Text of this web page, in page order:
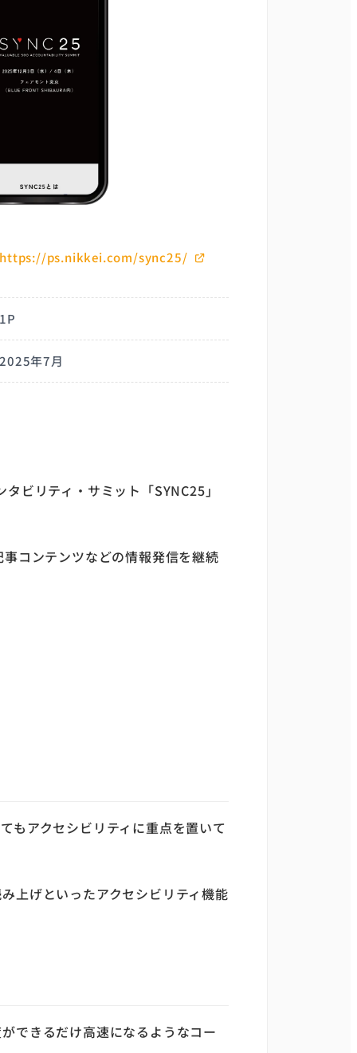
https://ps.nikkei.com/sync25/
1P
2025年7月
ビリティ・サミット「SYNC25」
コンテンツなどの情報発信を継続
もアクセシビリティに重点を置いて
上げといったアクセシビリティ機能
できるだけ高速になるようなコー